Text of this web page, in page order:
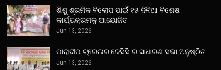
ଶିଶୁ ଶ୍ରମିକ ବିଲୋପ ପାଇଁ ୧୫ ଦିନିଆ ବିଶେଷ
କାର୍ଯ୍ୟକ୍ରମକୁ ଆୟୋଜିତ
Jun 13, 2026
ପାରାଦୀପ ଟ୍ରେଲର ଜେସିସି ର ସାଧାରଣ ସଭା ଅନୁଷ୍ଠିତ
Jun 13, 2026